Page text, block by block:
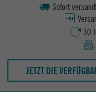
Sofort
30
JETZT DIE